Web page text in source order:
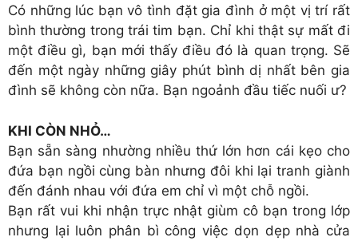
Có những lúc bạn vô tình đặt gia đình ở một vị trí rất
bình thường trong trái tim bạn. Chỉ khi thật sự mất đi
một điều gì, bạn mới thấy điều đó là quan trọng. Sẽ
đến một ngày những giây phút bình dị nhất bên gia
đình sẽ không còn nữa. Bạn ngoảnh đầu tiếc nuối ư?
KHI CÒN NHỎ…
Bạn sẵn sàng nhường nhiều thứ lớn hơn cái kẹo cho
đứa bạn ngồi cùng bàn nhưng đôi khi lại tranh giành
đến đánh nhau với đứa em chỉ vì một chỗ ngồi.
Bạn rất vui khi nhận trực nhật giùm cô bạn trong lớp
nhưng lại luôn phân bì công việc dọn dẹp nhà cửa